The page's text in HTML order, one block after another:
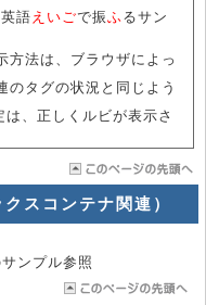
英語 えいごで振ふ るサン
方法は、ブラウザによっ
タグの状況と同じよう
、正しくルビが表示さ
スコンテナ関連）
ンプル参照